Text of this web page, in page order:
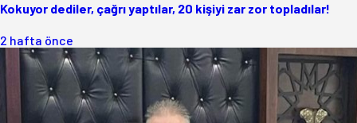
Kokuyor dediler, çağrı yaptılar, 20 kişiyi zar zor topladılar!
2 hafta önce